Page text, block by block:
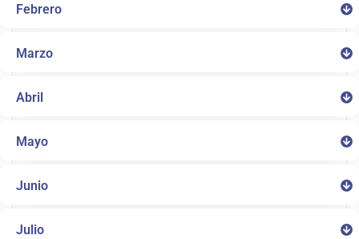
Febrero
Marzo
Abril
Mayo
Junio
Julio